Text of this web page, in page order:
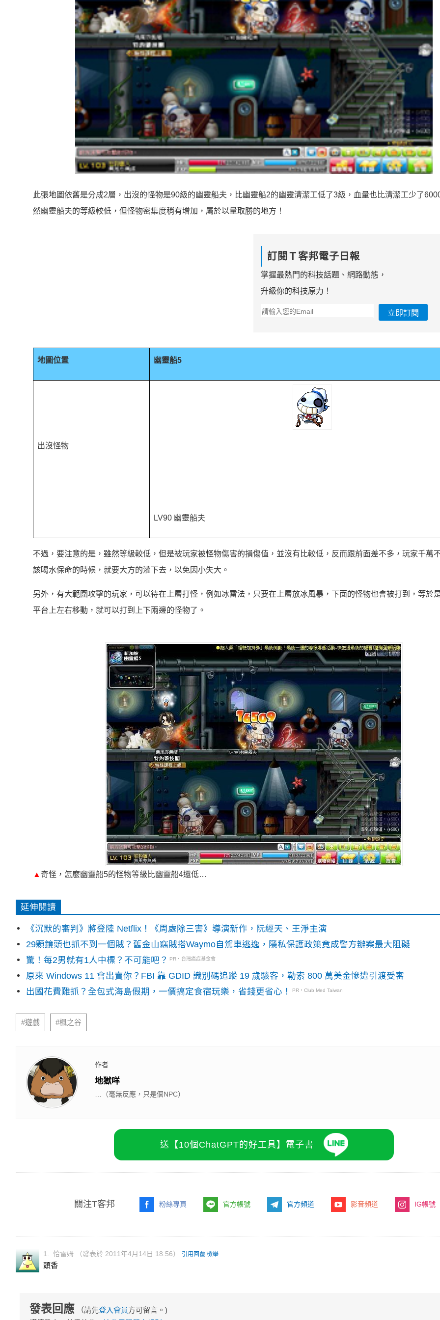
此張地圖依舊是分成2層，出沒的怪物是90級的幽靈船夫，比幽靈船2的幽靈清潔工低了3級，血量也比清潔工少了
然幽靈船夫的等級較低，但怪物密集度稍有增加，屬於以量取勝的地方！
訂閱Ｔ客邦電子日報
掌握最熱門的科技話題、網路動態，
升級你的科技原力！
立即訂閱
地圖位置 幽靈船5
出沒怪物
LV90 幽靈船夫
不過，要注意的是，雖然等級較低，但是被玩家被怪物傷害的損傷值，並沒有比較低，反而跟前面差不多，玩家千萬
該喝水保命的時候，就要大方的灌下去，以免因小失大。
另外，有大範圍攻擊的玩家，可以待在上層打怪，例如冰雷法，只要在上層放冰風暴，下面的怪物也會被打到，等於
平台上左右移動，就可以打到上下兩邊的怪物了。
▲ 奇怪，怎麼幽靈船5的怪物等級比幽靈船4還低…
延伸閱讀
《沉默的審判》將登陸 Netflix！《周處除三害》導演新作，阮經天、王淨主演
29顆鏡頭也抓不到一個賊？舊金山竊賊搭Waymo自駕車逃逸，隱私保護政策竟成警方辦案最大阻礙
驚！每2男就有1人中標？不可能吧？
PR・台灣癌症基金會
原來 Windows 11 會出賣你？FBI 靠 GDID 識別碼追蹤 19 歲駭客，勒索 800 萬美金慘遭引渡受審
出國花費難抓？全包式海島假期，一價搞定食宿玩樂，省錢更省心！
PR・Club Med Taiwan
#遊戲 #楓之谷
作者
地獄咩
…（毫無反應，只是個NPC）
送【10個ChatGPT的好工具】電子書
關注T客邦 粉絲專頁 官方帳號 官方頻道 影音頻道 IG帳號
1. 恰雷姆 （發表於 2011年4月14日 18:56） 引用回覆 檢舉
頭香
發表回應 （請先登入會員方可留言。)